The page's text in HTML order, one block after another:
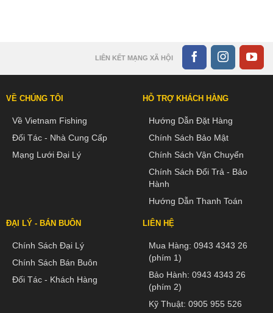
LIÊN KẾT MẠNG XÃ HỘI
VỀ CHÚNG TÔI
Về Vietnam Fishing
Đối Tác - Nhà Cung Cấp
Mạng Lưới Đại Lý
HỖ TRỢ KHÁCH HÀNG
Hướng Dẫn Đặt Hàng
Chính Sách Bảo Mật
Chính Sách Vận Chuyển
Chính Sách Đổi Trả - Bảo
Hành
Hướng Dẫn Thanh Toán
ĐẠI LÝ - BÁN BUÔN
Chính Sách Đại Lý
Chính Sách Bán Buôn
Đối Tác - Khách Hàng
LIÊN HỆ
Mua Hàng: 0943 4343 26
(phím 1)
Bảo Hành: 0943 4343 26
(phím 2)
Kỹ Thuật: 0905 955 526